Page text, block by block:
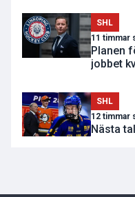
SHL
11 timmar
Planen
jobbet
SHL
12 timmar
Nästa